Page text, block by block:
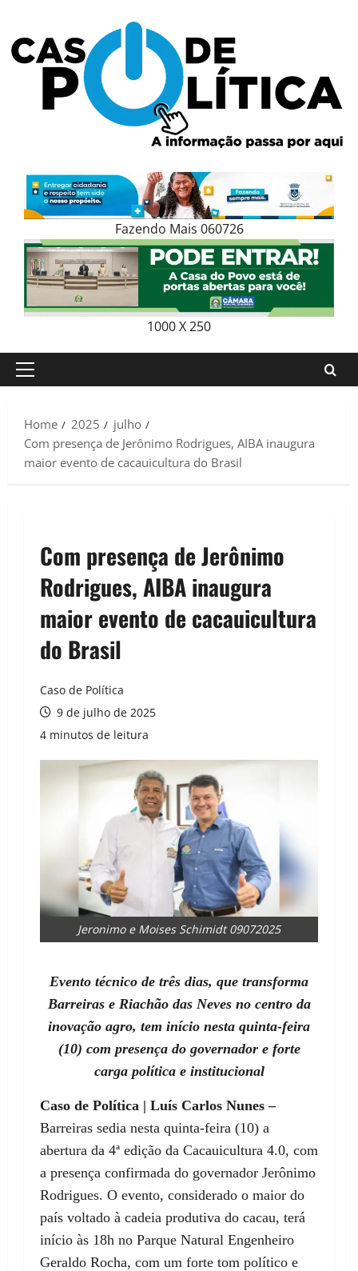
content
Fazendo Mais 060726
1000 X 250
Primary
Home
2025
julho
Com presença de Jerônimo Rodrigues, AIBA inaugura
maior evento de cacauicultura do Brasil
Com presença de Jerônimo
Rodrigues, AIBA inaugura
maior evento de cacauicultura
do Brasil
Caso de Política
9 de julho de 2025
4 minutos de leitura
Jeronimo e Moises Schimidt 09072025
Evento técnico de três dias, que transforma
Barreiras e Riachão das Neves no centro da
inovação agro, tem início nesta quinta-feira
(10) com presença do governador e forte
carga política e institucional
Caso de Política | Luís Carlos Nunes –
Barreiras sedia nesta quinta-feira (10) a
abertura da 4ª edição da Cacauicultura 4.0, com
a presença confirmada do governador Jerônimo
Rodrigues. O evento, considerado o maior do
país voltado à cadeia produtiva do cacau, terá
início às 18h no Parque Natural Engenheiro
Geraldo Rocha, com um forte tom político e